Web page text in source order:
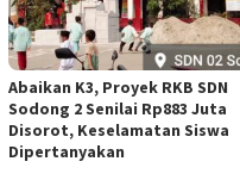
Abaikan K3, Proyek RKB SDN
Sodong 2 Senilai Rp883 Juta
Disorot, Keselamatan Siswa
Dipertanyakan